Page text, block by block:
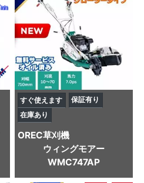
すぐ使えます
保証有り
在庫あり
OREC草刈機
ウィングモアー
WMC747AP